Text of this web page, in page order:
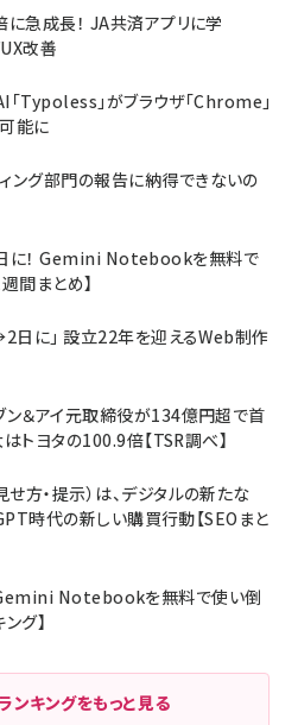
急成長！ JA共済アプリに学
改善
Typoless」がブラウザ「Chrome」
能に
ング部門の報告に納得できないの
に！ Gemini Notebookを無料で
間まとめ】
日に」 設立22年を迎えるWeb制作
ン＆アイ元取締役が134億円超で首
トヨタの100.9倍【TSR調べ】
方・提示）は、デジタルの新たな
時代の新しい購買行動【SEOまと
Gemini Notebookを無料で使い倒
グ】
ンキングをもっと見る